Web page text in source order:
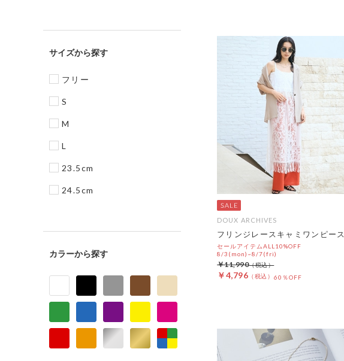
サイズ
フリー
S
M
L
23.5cm
24.5cm
カラー
DOUX ARCHIVES
フリンジレースキャミワンピース
セールアイテムALL10%OFF
8/3(mon)~8/7(fri)
￥4,796 60％OFF
￥11,990